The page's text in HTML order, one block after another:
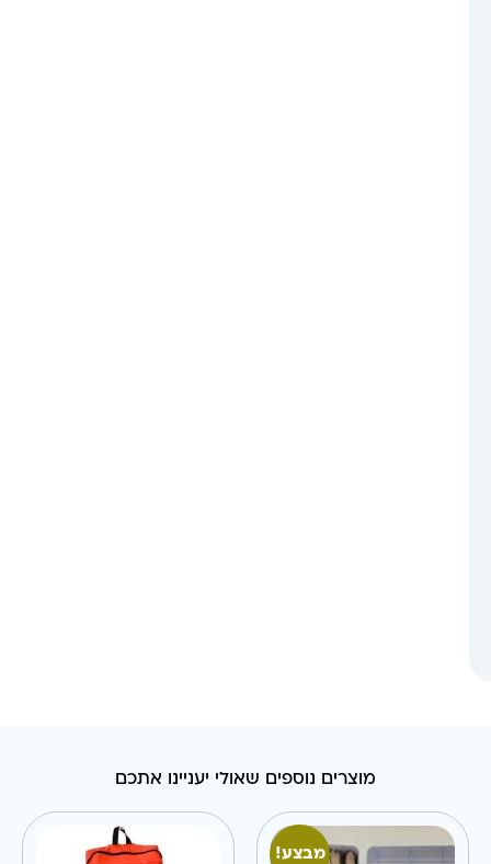
מוצרים נוספים שאולי יעניינו אתכם
מבצע!